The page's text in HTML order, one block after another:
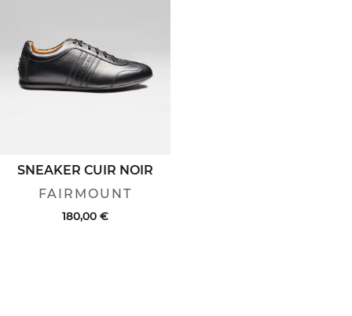
SNEAKER CUIR NOIR
FAIRMOUNT
180,00 €